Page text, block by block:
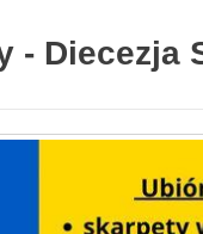
- Diecezja